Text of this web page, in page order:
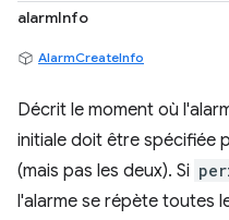
alarmInfo
AlarmCreateInfo
Décrit le moment où
initiale doit être spécifiée
(mais pas les deux). Si
l'alarme se répète toutes